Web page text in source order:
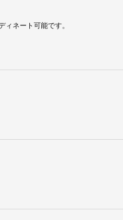
ネート可能です。